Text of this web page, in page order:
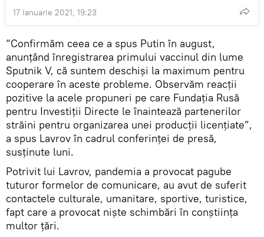
17 Ianuarie 2021, 19:23
“Confirmăm ceea ce a spus Putin în august,
anunțând înregistrarea primului vaccinul din lume
Sputnik V, că suntem deschiși la maximum pentru
cooperare în aceste probleme. Observăm reacții
pozitive la acele propuneri pe care Fundația Rusă
pentru Investiții Directe le înaintează partenerilor
străini pentru organizarea unei producții licențiate”,
a spus Lavrov în cadrul conferinței de presă,
susținute luni.
Potrivit lui Lavrov, pandemia a provocat pagube
tuturor formelor de comunicare, au avut de suferit
contactele culturale, umanitare, sportive, turistice,
fapt care a provocat niște schimbări în conștiința
multor țări.